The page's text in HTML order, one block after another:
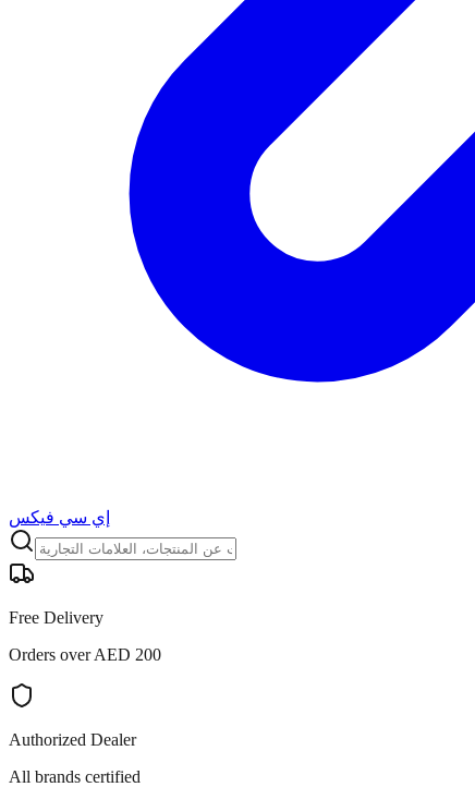
إي سي فيكس
Free Delivery
Orders over AED 200
Authorized Dealer
All brands certified